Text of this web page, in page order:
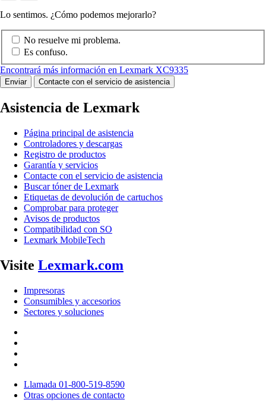
Lo sentimos. ¿Cómo podemos mejorarlo?
No resuelve mi problema.
Es confuso.
Encontrará más información en Lexmark XC9335
Enviar Contacte con el servicio de asistencia
Asistencia de Lexmark
Página principal de asistencia
Controladores y descargas
Registro de productos
Garantía y servicios
Contacte con el servicio de asistencia
Buscar tóner de Lexmark
Etiquetas de devolución de cartuchos
Comprobar para proteger
Avisos de productos
Compatibilidad con SO
Lexmark MobileTech
Visite Lexmark.com
Impresoras
Consumibles y accesorios
Sectores y soluciones
Llamada 01-800-519-8590
Otras opciones de contacto